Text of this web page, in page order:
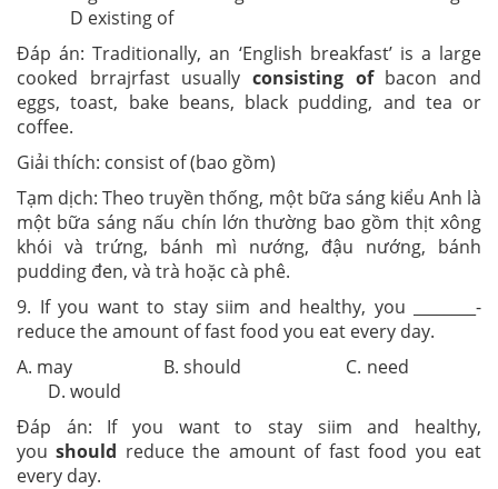
D existing of
Đáp án: Traditionally, an ‘English breakfast’ is a large
cooked brrajrfast usually consisting ofbacon and
eggs, toast, bake beans, black pudding, and tea or
coffee.
Giải thích: consist of (bao gồm)
Tạm dịch: Theo truyền thống, một bữa sáng kiểu Anh là
một bữa sáng nấu chín lớn thường bao gồm thịt xông
khói và trứng, bánh mì nướng, đậu nướng, bánh
pudding đen, và trà hoặc cà phê.
9. If you want to stay siim and healthy, you ________-
reduce the amount of fast food you eat every day.
A. may B. should C. need
D. would
Đáp án: If you want to stay siim and healthy,
youshould reduce the amount of fast food you eat
every day.